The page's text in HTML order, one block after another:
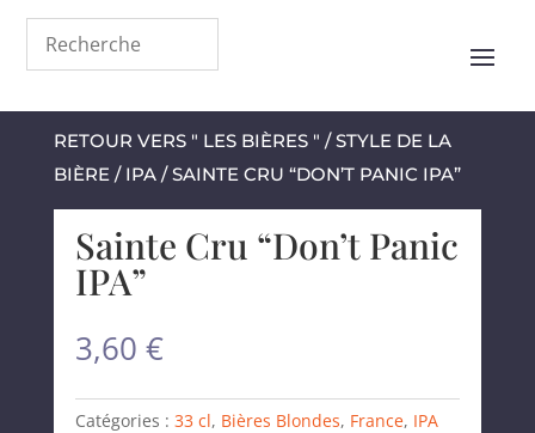
RETOUR VERS " LES BIÈRES " /STYLE DE LA
BIÈRE / IPA/ SAINTE CRU “DON’T PANIC IPA”
Sainte Cru “Don’t Panic
IPA”
3,60 €
Catégories : 33 cl, Bières Blondes, France, IPA